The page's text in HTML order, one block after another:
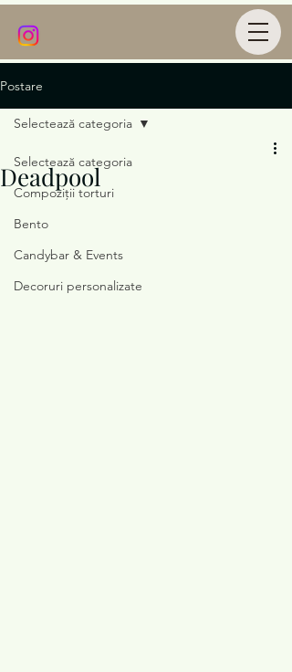
Postare
Selectează categoria
Compoziții torturi
Bento
Candybar & Events
Decoruri personalizate
Selectează categoria
Deadpool